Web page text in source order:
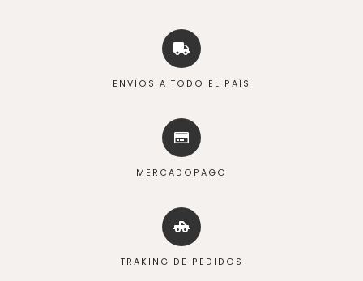
ENVÍOS A TODO EL PAÍS
MERCADOPAGO
TRAKING DE PEDIDOS